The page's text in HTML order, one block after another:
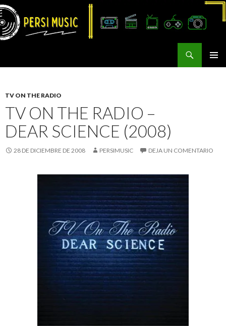
TV ON THE RADIO
TV ON THE RADIO –
DEAR SCIENCE (2008)
28 DE DICIEMBRE DE 2008 PERSIMUSIC DEJA UN COMENTARIO